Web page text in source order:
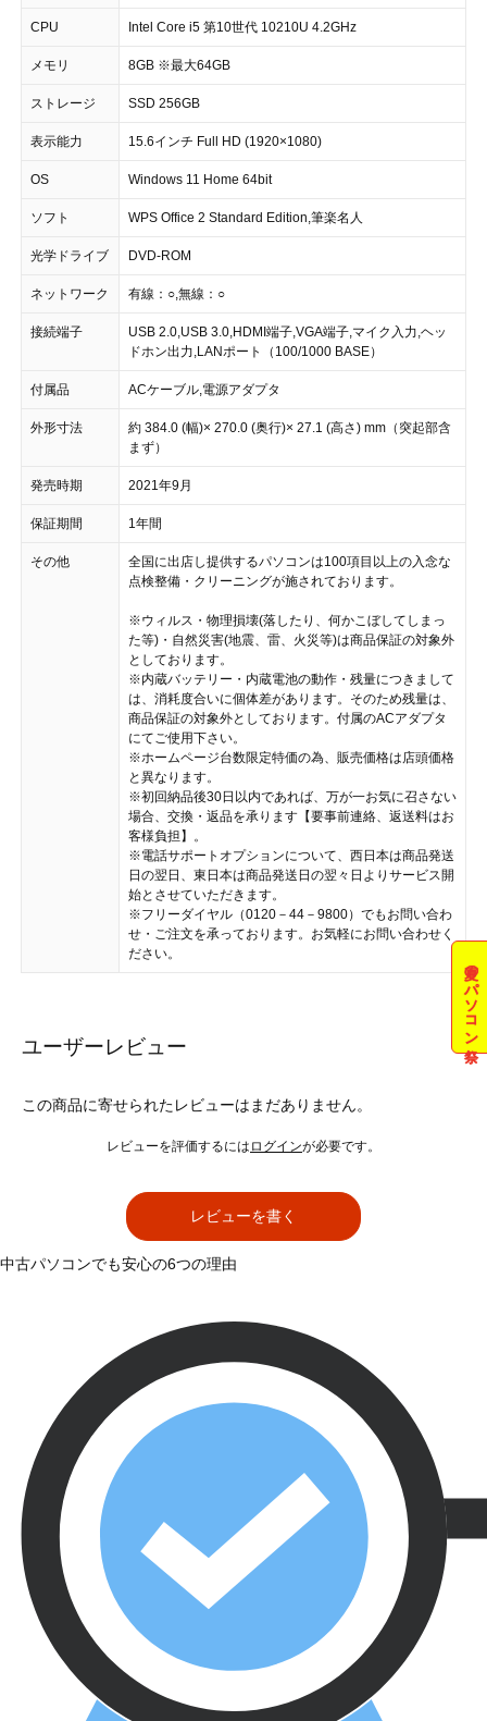
CPU Intel Core i5 第10世代 10210U 4.2GHz
メモリ 8GB ※最大64GB
ストレージ SSD 256GB
表示能力 15.6インチ Full HD (1920×1080)
OS Windows 11 Home 64bit
ソフト WPS Office 2 Standard Edition,筆楽名人
光学ドライブ DVD-ROM
ネットワーク 有線：○,無線：○
接続端子
USB 2.0,USB 3.0,HDMI端子,VGA端子,マイク入力,ヘッ
ドホン出力,LANポート（100/1000 BASE）
付属品 ACケーブル,電源アダプタ
外形寸法
約 384.0 (幅)× 270.0 (奥行)× 27.1 (高さ) mm（突起部含
まず）
発売時期 2021年9月
保証期間 1年間
その他
全国に出店し提供するパソコンは100項目以上の入念な
点検整備・クリーニングが施されております。
※ウィルス・物理損壊(落したり、何かこぼしてしまっ
た等)・自然災害(地震、雷、火災等)は商品保証の対象外
としております。
※内蔵バッテリー・内蔵電池の動作・残量につきまして
は、消耗度合いに個体差があります。そのため残量は、
商品保証の対象外としております。付属のACアダプタ
にてご使用下さい。
※ホームページ台数限定特価の為、販売価格は店頭価格
と異なります。
※初回納品後30日以内であれば、万が一お気に召さない
場合、交換・返品を承ります【要事前連絡、返送料はお
客様負担】。
※電話サポートオプションについて、西日本は商品発送
日の翌日、東日本は商品発送日の翌々日よりサービス開
始とさせていただきます。
※フリーダイヤル（0120－44－9800）でもお問い合わ
せ・ご注文を承っております。お気軽にお問い合わせく
ださい。
ユーザーレビュー
この商品に寄せられたレビューはまだありません。
レビューを評価するには ログインが必要です。
レビューを書く
夏のパソコン祭
中古パソコンでも安心の6つの理由